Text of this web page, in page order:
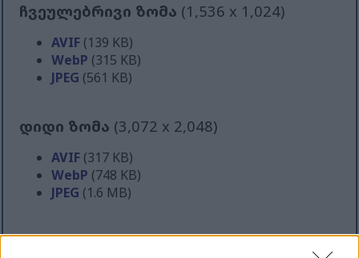
ჩვეულებრივი ზომა (1,536 x 1,024)
AVIF (139 KB)
WebP (315 KB)
JPEG (561 KB)
დიდი ზომა (3,072 x 2,048)
AVIF (317 KB)
WebP (748 KB)
JPEG (1.6 MB)
ძალიან დიდი ზომა(4,608 x 3,072)